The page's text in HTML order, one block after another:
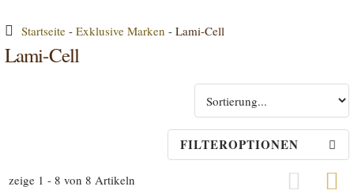
Startseite- Exklusive Marken - Lami-Cell
Lami-Cell
FILTEROPTIONEN
zeige 1 - 8 von 8 Artikeln Grid